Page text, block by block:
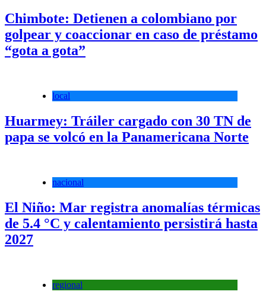
Chimbote: Detienen a colombiano por
golpear y coaccionar en caso de préstamo
“gota a gota”
local
Huarmey: Tráiler cargado con 30 TN de
papa se volcó en la Panamericana Norte
nacional
El Niño: Mar registra anomalías térmicas
de 5.4 °C y calentamiento persistirá hasta
2027
regional